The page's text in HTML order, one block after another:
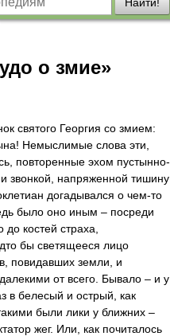
о змие»
святого Георгия со змием:
Немыслимые слова эти,
повторенные эхом пустынно-
звонкой, напряженной тишину
догадывался о чем-то
было оно иным – посреди
костей страха,
бы светящееся лицо
повидавших земли, и
от всего. Бывало – и у
в белесый и острый, как
были лики у ближних –
жег. Или, как почиталось